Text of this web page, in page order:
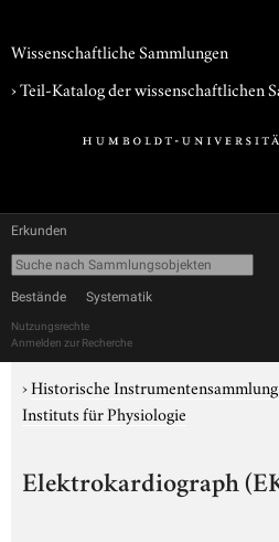
Wissenschaftliche Sammlungen
› Teil-Katalog der wissenschaftlichen
Erkunden
Bestände Systematik
Nutzungsrechte
Anmelden zur Recherche
›Historische
Instituts für Physiologie
Elektrokardiograph